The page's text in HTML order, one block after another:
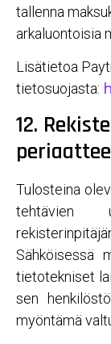
tallenna
arkaluontoisia
Lisätietoa
tietosuojasta:
12.
Tulosteina
tehtävien
Sähköisessä
tietotekniset
sen
myöntämä